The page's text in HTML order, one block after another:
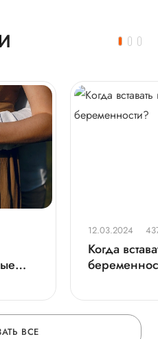
12.03.2024
Когда
ВСЕ